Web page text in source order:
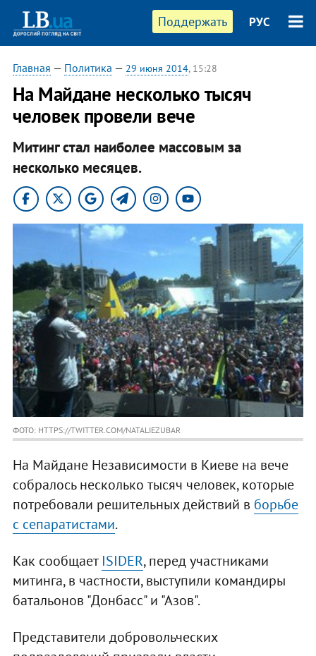
Поддержать РУС
Главная — Политика — 29 июня 2014, 15:28
На Майдане несколько тысяч
человек провели вече
Митинг стал наиболее массовым за
несколько месяцев.
ФОТО: HTTPS://TWITTER.COM/NATALIEZUBAR
На Майдане Независимости в Киеве на вече
собралось несколько тысяч человек, которые
потребовали решительных действий в борьбе
с сепаратистами.
Как сообщает ISIDER, перед участниками
митинга, в частности, выступили командиры
батальонов "Донбасс" и "Азов".
Представители добровольческих